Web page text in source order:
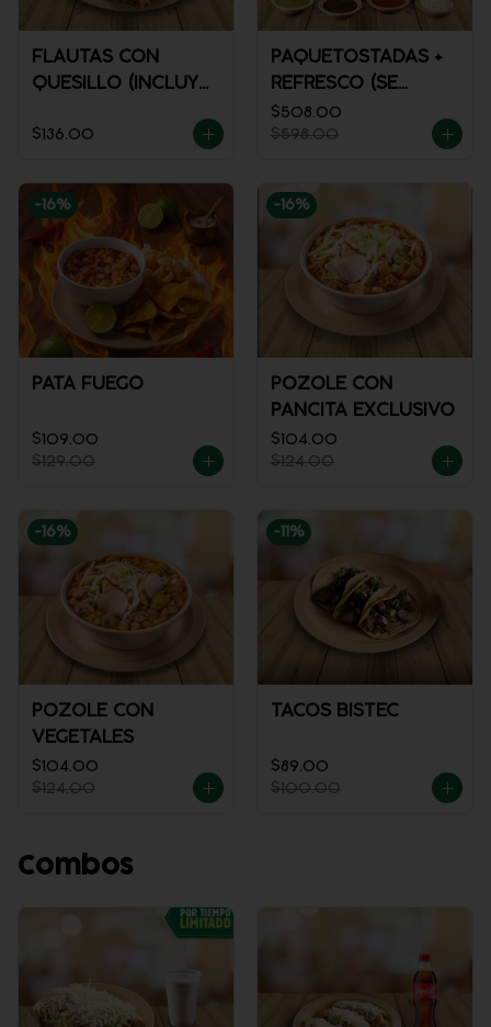
FLAUTAS CON
QUESILLO (INCLUYE
SALSA)
$136.00
PAQUETOSTADAS +
REFRESCO (SE
ENVÍA FRÍO)
$508.00
$598.00
-16%
PATA FUEGO
$109.00
$129.00
-16%
POZOLE CON
PANCITA EXCLUSIVO
$104.00
$124.00
-16%
POZOLE CON
VEGETALES
$104.00
$124.00
-11 %
TACOS BISTEC
$89.00
$100.00
Combos